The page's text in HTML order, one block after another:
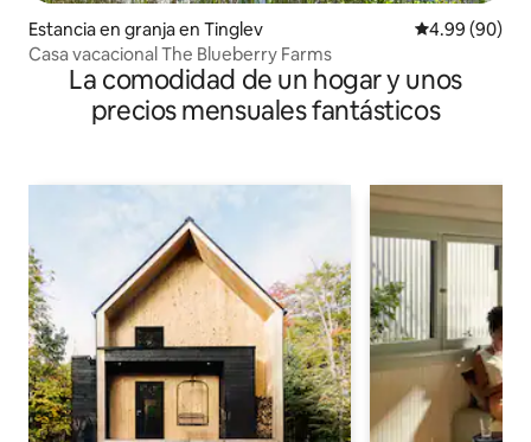
Estancia en granja en Tinglev Calificación
4.99 (90)
Casa vacacional The Blueberry Farms
La comodidad de un hogar y unos
precios mensuales fantásticos